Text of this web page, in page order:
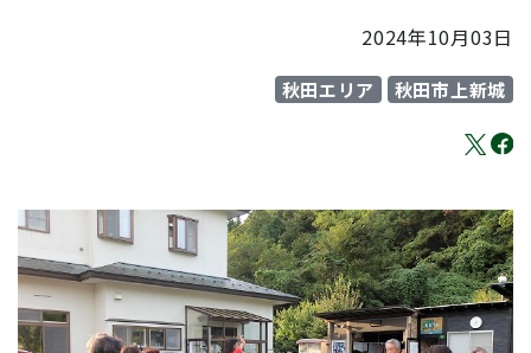
2024年10月03日
秋田エリア 秋田市上新城